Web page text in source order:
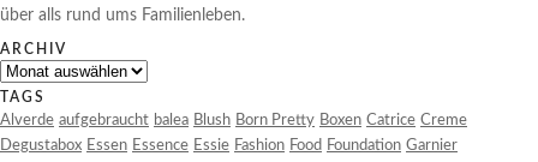
über alls rund ums Familienleben.
ARCHIV
Archiv
TAGS
Alverde aufgebraucht balea Blush Born Pretty Boxen Catrice Creme
Degustabox Essen Essence Essie Fashion Food Foundation Garnier